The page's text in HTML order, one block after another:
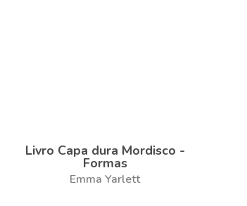
Livro Capa dura Mordisco -
Formas
Emma Yarlett